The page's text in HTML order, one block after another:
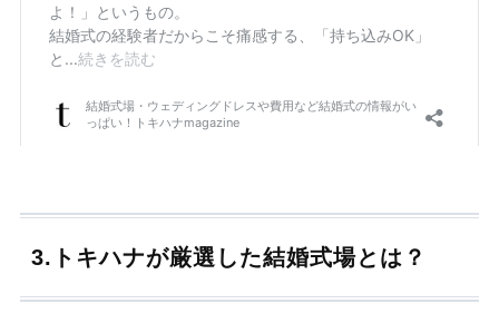
3.トキハナが厳選した結婚式場とは？